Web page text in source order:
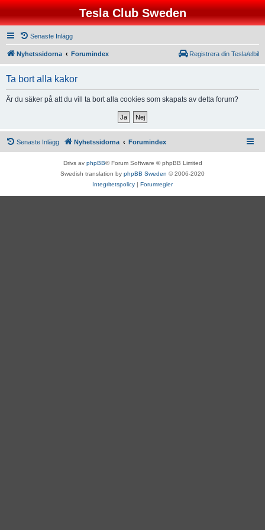
Tesla Club Sweden
Senaste Inlägg
Nyhetssidorna Forumindex Registrera din Tesla/elbil
Ta bort alla kakor
Är du säker på att du vill ta bort alla cookies som skapats av detta forum?
Senaste Inlägg Nyhetssidorna Forumindex
Drivs av phpBB® Forum Software © phpBB Limited
Swedish translation by phpBB Sweden © 2006-2020
Integritetspolicy | Forumregler